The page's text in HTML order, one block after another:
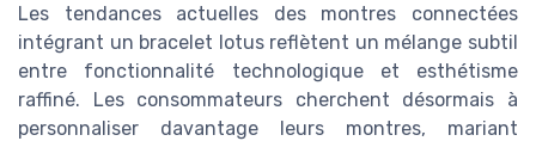
Les tendances actuelles des montres connectées
intégrant un bracelet lotus reflètent un mélange subtil
entre fonctionnalité technologique et esthétisme
raffiné. Les consommateurs cherchent désormais à
personnaliser davantage leurs montres, mariant